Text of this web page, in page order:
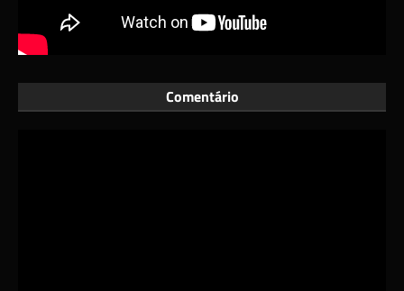
Comentário